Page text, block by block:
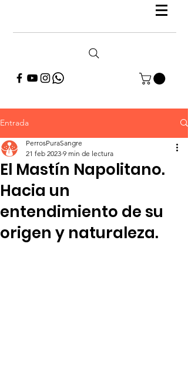
Entrada
El Mastín Napolitano.
Hacia un
entendimiento de su
origen y naturaleza.
PerrosPuraSangre
21 feb 2023 9 min de lectura